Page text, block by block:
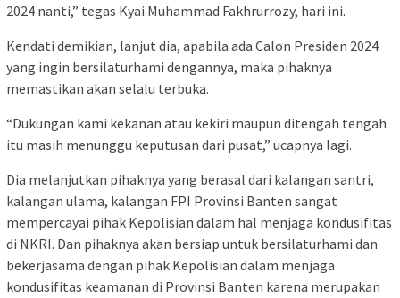
2024 nanti,” tegas Kyai Muhammad Fakhrurrozy, hari ini.
Kendati demikian, lanjut dia, apabila ada Calon Presiden 2024
yang ingin bersilaturhami dengannya, maka pihaknya
memastikan akan selalu terbuka.
“Dukungan kami kekanan atau kekiri maupun ditengah tengah
itu masih menunggu keputusan dari pusat,” ucapnya lagi.
Dia melanjutkan pihaknya yang berasal dari kalangan santri,
kalangan ulama, kalangan FPI Provinsi Banten sangat
mempercayai pihak Kepolisian dalam hal menjaga kondusifitas
di NKRI. Dan pihaknya akan bersiap untuk bersilaturhami dan
bekerjasama dengan pihak Kepolisian dalam menjaga
kondusifitas keamanan di Provinsi Banten karena merupakan